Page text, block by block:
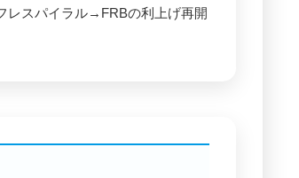
スパイラル→FRBの利上げ再開